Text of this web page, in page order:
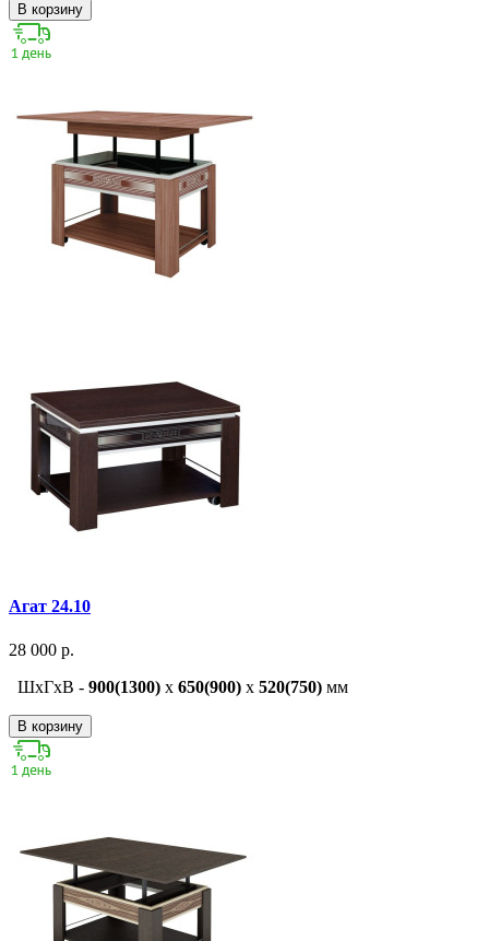
В корзину
Агат 24.10
28 000 р.
ШxГxВ - 900(1300) x 650(900) x 520(750) мм
В корзину